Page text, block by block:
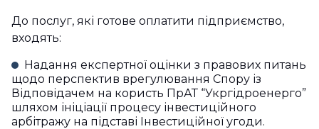
До послуг, які готове оплатити підприємство,
входять:
Надання експертної оцінки з правових питань
щодо перспектив врегулювання Спору із
Відповідачем на користь ПрАТ “Укргідроенерго”
шляхом ініціації процесу інвестиційного
арбітражу на підставі Інвестиційної угоди.